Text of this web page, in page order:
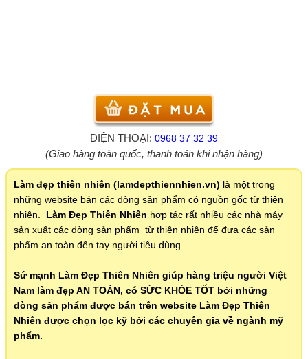
ĐIỆN THOẠI: 0968 37 32 39
(Giao hàng toàn quốc, thanh toán khi nhận hàng)
Làm đẹp thiên nhiên (lamdepthiennhien.vn) là một trong
những website bán các dòng sản phẩm có nguồn gốc từ thiên
nhiên.
Làm Đẹp Thiên Nhiên hợp tác rất nhiều các nhà máy
sản xuất các dòng sản phẩm từ thiên nhiên để đưa các sản
phẩm an toàn đến tay người tiêu dùng.
Sứ mạnh Làm Đẹp Thiên Nhiên giúp hàng triệu người Việt
Nam làm đẹp AN TOÀN, có SỨC KHỎE TỐT bởi những
dòng sản phẩm được bán trên website Làm Đẹp Thiên
Nhiên được chọn lọc kỹ bởi các chuyên gia về ngành mỹ
phẩm.